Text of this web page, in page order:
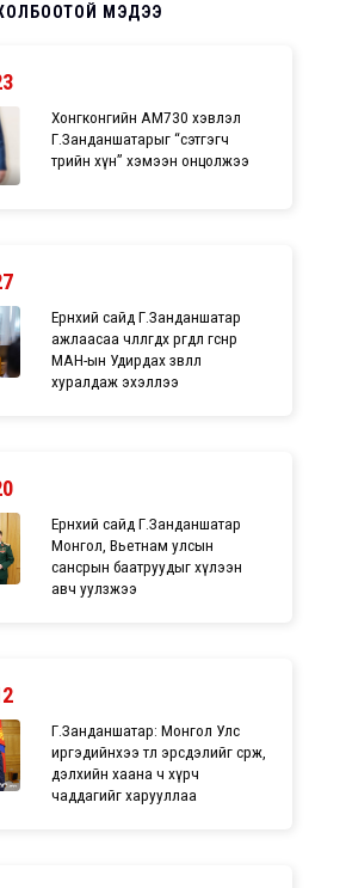
МЭДЭЭ
Хонгконгийн AM730 хэвлэл
Г.Занданшатарыг “сэтгэгч
төрийн хүн” хэмээн онцолжээ
Ерөнхий сайд Г.Занданшатар
ажлаасаа чөлөөлөгдөх өргөдлөө өгснөөр
МАН-ын Удирдах зөвлөл
хуралдаж эхэллээ
Ерөнхий сайд Г.Занданшатар
Монгол, Вьетнам улсын
сансрын баатруудыг хүлээн
авч уулзжээ
Г.Занданшатар: Монгол Улс
иргэдийнхээ төлөө эрсдэлийг сөрж,
дэлхийн хаана ч хүрч
чаддагийг харууллаа